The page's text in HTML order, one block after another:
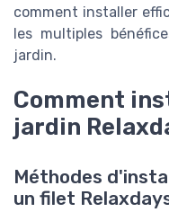
comment installer
les multiples
jardin.
Comment
jardin
Méthodes
un filet